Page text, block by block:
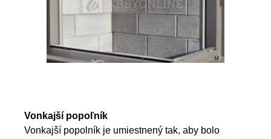
Vonkajší popoľník
Vonkajší popolník je umiestnený tak, aby bolo